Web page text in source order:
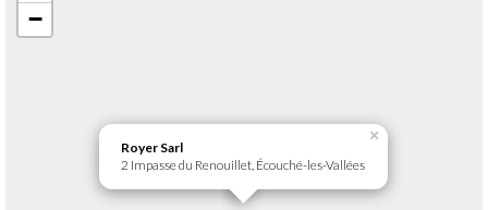
Royer Sarl
2 Impasse du Renouillet, Écouché-les-Vallées
×
−